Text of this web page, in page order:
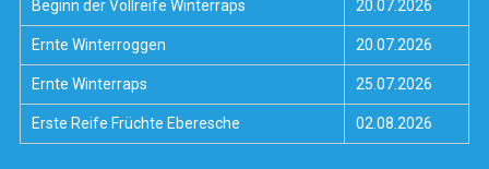
Beginn der Vollreife Winterraps 20.07.2026
Ernte Winterroggen 20.07.2026
Ernte Winterraps 25.07.2026
Erste Reife Früchte Eberesche 02.08.2026